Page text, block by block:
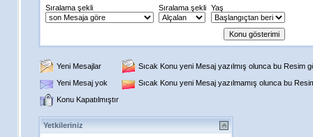
Sıralama şekli
Sıralama şekli Yaş
Yeni Mesajlar
Sıcak Konu yeni Mesaj yazılmış olunca bu Resim
Yeni Mesaj yok
Sıcak Konu yeni Mesaj yazılmamış olunca bu
Konu Kapatılmıştır
Yetkileriniz